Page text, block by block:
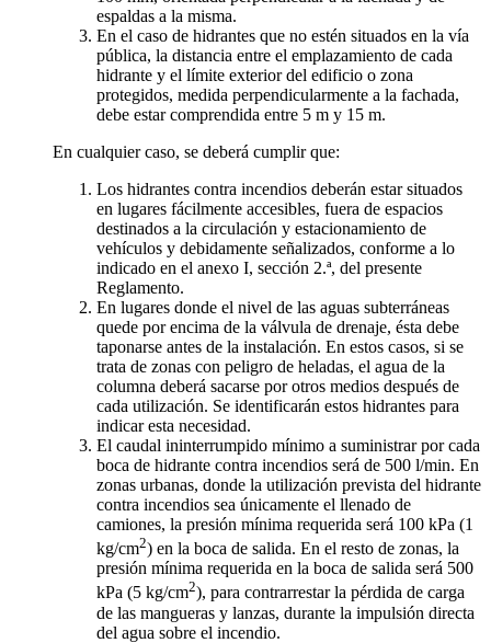
espaldas a la misma.
En el caso de hidrantes que no estén situados en la vía
pública, la distancia entre el emplazamiento de cada
hidrante y el límite exterior del edificio o zona
protegidos, medida perpendicularmente a la fachada,
debe estar comprendida entre 5 m y 15 m.
En cualquier caso, se deberá cumplir que:
Los hidrantes contra incendios deberán estar situados
en lugares fácilmente accesibles, fuera de espacios
destinados a la circulación y estacionamiento de
vehículos y debidamente señalizados, conforme a lo
indicado en el anexo I, sección 2.ª, del presente
Reglamento.
En lugares donde el nivel de las aguas subterráneas
quede por encima de la válvula de drenaje, ésta debe
taponarse antes de la instalación. En estos casos, si se
trata de zonas con peligro de heladas, el agua de la
columna deberá sacarse por otros medios después de
cada utilización. Se identificarán estos hidrantes para
indicar esta necesidad.
El caudal ininterrumpido mínimo a suministrar por cada
boca de hidrante contra incendios será de 500 l/min. En
zonas urbanas, donde la utilización prevista del hidrante
contra incendios sea únicamente el llenado de
camiones, la presión mínima requerida será 100 kPa (1
kg/cm2) en la boca de salida. En el resto de zonas, la
presión mínima requerida en la boca de salida será 500
kPa (5 kg/cm2), para contrarrestar la pérdida de carga
de las mangueras y lanzas, durante la impulsión directa
del agua sobre el incendio.